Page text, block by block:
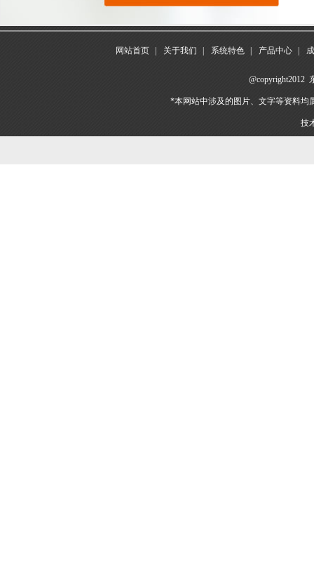
网站首页 关于我们 系统特色 产品中心
@copyright2012
*本网站中涉及的图片、文字等资料均
技